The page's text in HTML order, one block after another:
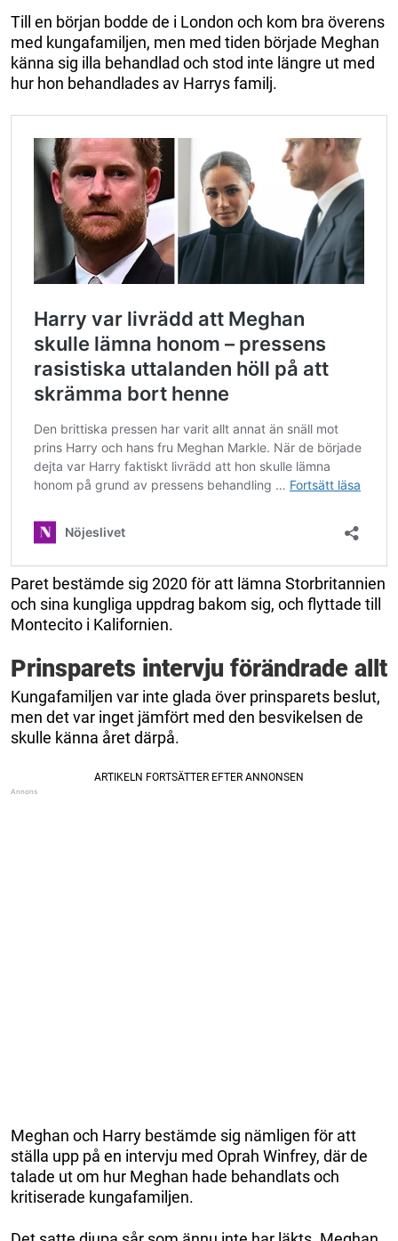
Till en början bodde de i London och kom bra överens
med kungafamiljen, men med tiden började Meghan
känna sig illa behandlad och stod inte längre ut med
hur hon behandlades av Harrys familj.
Paret bestämde sig 2020 för att lämna Storbritannien
och sina kungliga uppdrag bakom sig, och flyttade till
Montecito i Kalifornien.
Prinsparets intervju förändrade allt
Kungafamiljen var inte glada över prinsparets beslut,
men det var inget jämfört med den besvikelsen de
skulle känna året därpå.
Meghan och Harry bestämde sig nämligen för att
ställa upp på en intervju med Oprah Winfrey, där de
talade ut om hur Meghan hade behandlats och
kritiserade kungafamiljen.